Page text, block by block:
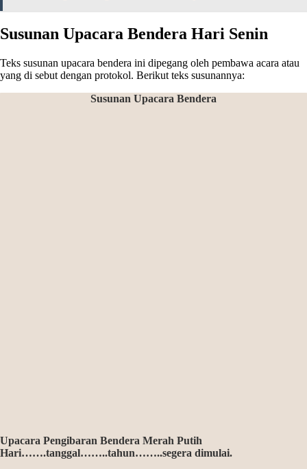
Susunan Upacara Bendera Hari Senin
Teks susunan upacara bendera ini dipegang oleh pembawa acara atau
yang di sebut dengan protokol. Berikut teks susunannya:
Susunan Upacara Bendera
Upacara Pengibaran Bendera Merah Putih
Hari…….tanggal……..tahun……..segera dimulai.